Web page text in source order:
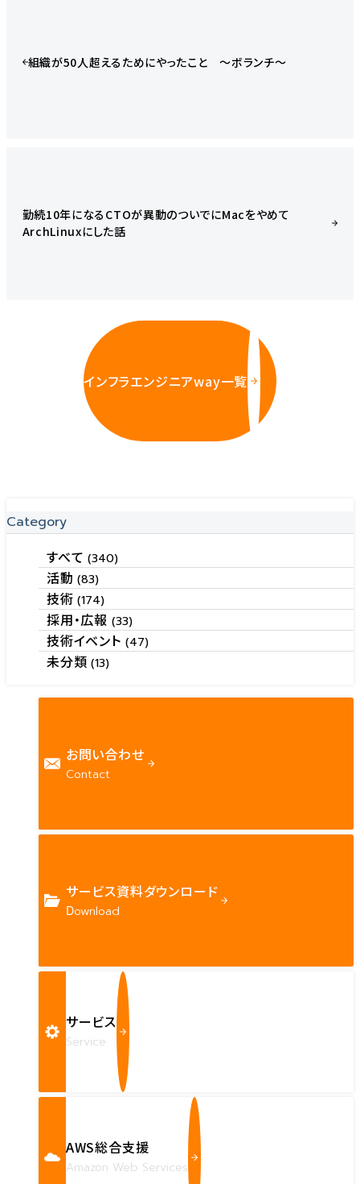
組織が50人超えるためにやったこと 〜ボランチ〜
勤続10年になるCTOが異動のついでにMacをやめて
ArchLinuxにした話
インフラエンジニアway一覧
Category
すべて(340)
活動(83)
技術(174)
採用・広報 (33)
技術イベント (47)
未分類(13)
お問い合わせ
Contact
サービス資料ダウンロード
Download
サービス
Service
AWS総合支援
Amazon Web Services